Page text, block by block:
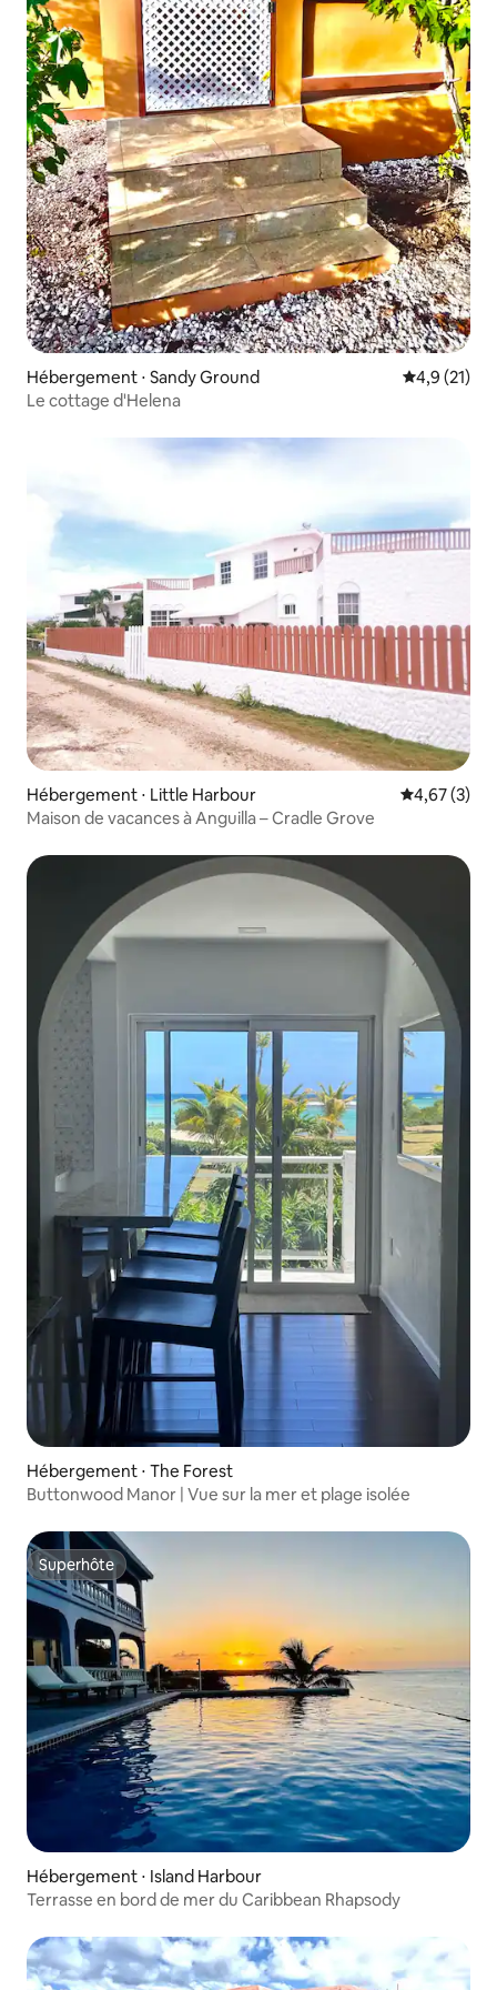
Hébergement ⋅ Sandy Ground Évaluation
4,9 (21)
Le cottage d'Helena
Hébergement ⋅ Little Harbour Évaluation
4,67 (3)
Maison de vacances à Anguilla – Cradle Grove
Hébergement ⋅ The Forest
Buttonwood Manor | Vue sur la mer et plage isolée
Superhôte
Superhôte
Hébergement ⋅ Island Harbour
Terrasse en bord de mer du Caribbean Rhapsody